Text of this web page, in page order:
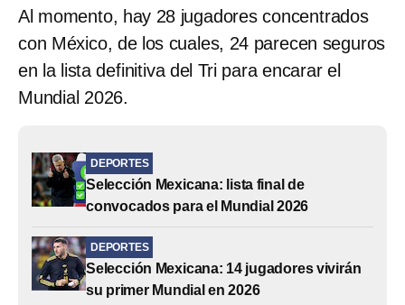
Al momento, hay 28 jugadores concentrados
con México, de los cuales, 24 parecen seguros
en la lista definitiva del Tri para encarar el
Mundial 2026.
DEPORTES
Selección Mexicana: lista final de
convocados para el Mundial 2026
DEPORTES
Selección Mexicana: 14 jugadores vivirán
su primer Mundial en 2026